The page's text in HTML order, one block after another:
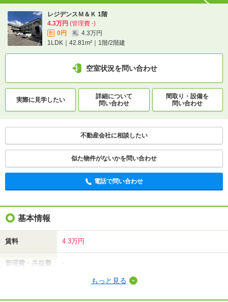
レジデンスＭ＆Ｋ 1階
4.3万円 (管理費 -)
敷 0円 礼
4.3万円
1LDK｜42.81m²｜1階/2階建
空室状況を問い合わせ
実際に見学したい
詳細について
問い合わせ
間取り・設備を
問い合わせ
不動産会社に相談したい
似た物件がないかを問い合わせ
電話で問い合わせ
基本情報
賃料 4.3万円
管理費・共益費 -
もっと見る